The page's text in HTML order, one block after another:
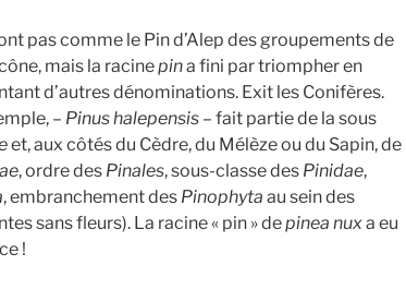
pas comme le Pin d’Alep des groupements de
mais la racinepina fini par triompher en
d’autres dénominations. Exit les Conifères.
– Pinus halepensis – fait partie de la sous
et, aux côtés du Cèdre, du Mélèze ou du Sapin, de
, ordre des Pinales, sous-classe des Pinidae,
, embranchement des Pinophyta au sein des
sans fleurs). La racine « pin » depinea nuxa eu
!